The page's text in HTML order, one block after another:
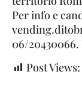
Per info e
06/
Post Views: